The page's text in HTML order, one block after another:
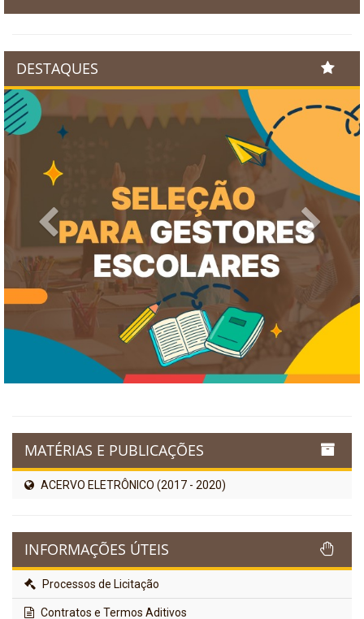
DESTAQUES
Previous Next
MATÉRIAS E PUBLICAÇÕES
ACERVO ELETRÔNICO (2017 - 2020)
INFORMAÇÕES ÚTEIS
Processos de Licitação
Contratos e Termos Aditivos